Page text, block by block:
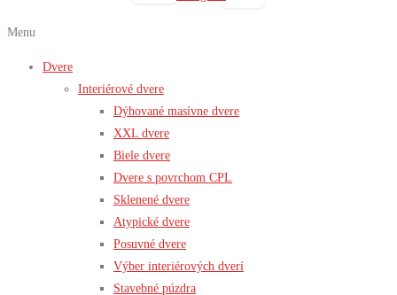
Menu
Dvere
Interiérové dvere
Dýhované masívne dvere
XXL dvere
Biele dvere
Dvere s povrchom CPL
Sklenené dvere
Atypické dvere
Posuvné dvere
Výber interiérových dverí
Stavebné púzdra